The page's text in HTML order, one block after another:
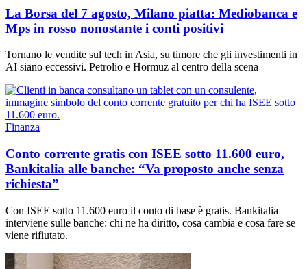
La Borsa del 7 agosto, Milano piatta: Mediobanca e
Mps in rosso nonostante i conti positivi
Tornano le vendite sul tech in Asia, su timore che gli investimenti in
AI siano eccessivi. Petrolio e Hormuz al centro della scena
Finanza
Conto corrente gratis con ISEE sotto 11.600 euro,
Bankitalia alle banche: “Va proposto anche senza
richiesta”
Con ISEE sotto 11.600 euro il conto di base è gratis. Bankitalia
interviene sulle banche: chi ne ha diritto, cosa cambia e cosa fare se
viene rifiutato.